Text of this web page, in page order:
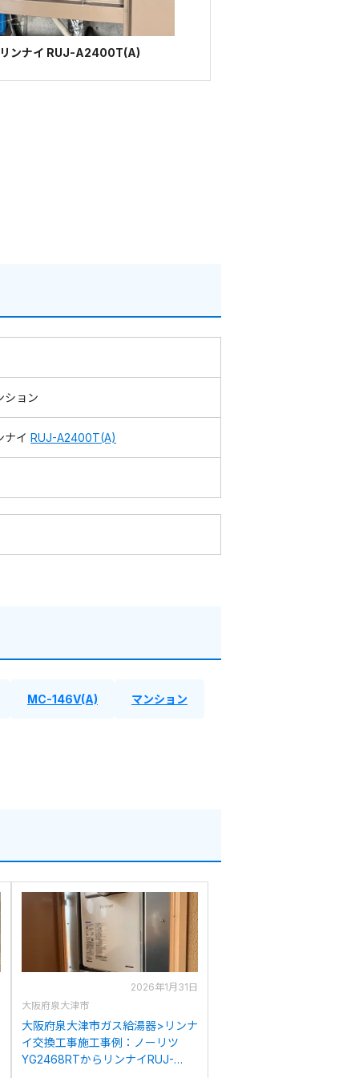
リンナイ RUJ-A2400T(A)
ション
ナイ RUJ-A2400T(A)
MC-146V(A) マンション
2026年1月31日
大阪府泉大津市
大阪府泉大津市ガス給湯器>リンナ
イ交換工事施工事例：ノーリツ
YG2468RTからリンナイRUJ-